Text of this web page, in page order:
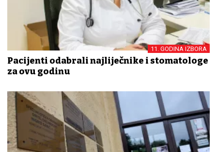
11. GODINA IZBORA
Pacijenti odabrali najliječnike i stomatologe
za ovu godinu